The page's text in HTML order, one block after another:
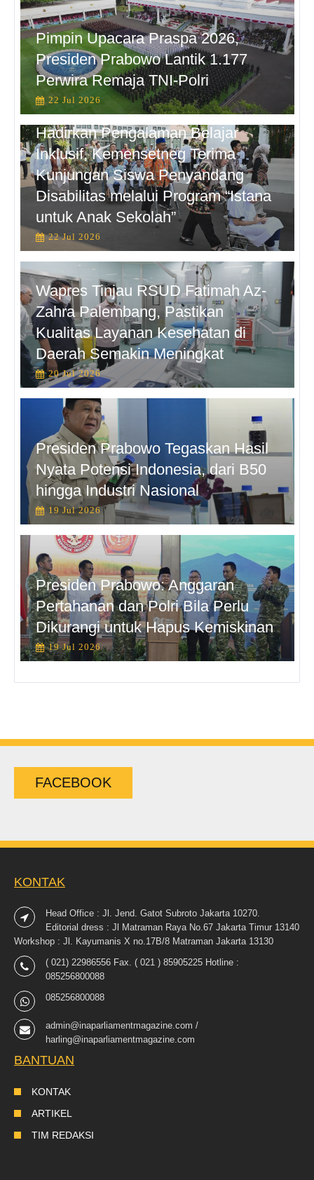
Pimpin Upacara Praspa 2026,
Presiden Prabowo Lantik 1.177
Perwira Remaja TNI-Polri
22 Jul 2026
Hadirkan Pengalaman Belajar
Inklusif, Kemensetneg Terima
Kunjungan Siswa Penyandang
Disabilitas melalui Program “Istana
untuk Anak Sekolah”
22 Jul 2026
Wapres Tinjau RSUD Fatimah Az-
Zahra Palembang, Pastikan
Kualitas Layanan Kesehatan di
Daerah Semakin Meningkat
20 Jul 2026
Presiden Prabowo Tegaskan Hasil
Nyata Potensi Indonesia, dari B50
hingga Industri Nasional
19 Jul 2026
Presiden Prabowo: Anggaran
Pertahanan dan Polri Bila Perlu
Dikurangi untuk Hapus Kemiskinan
19 Jul 2026
FACEBOOK
KONTAK
Head Office : Jl. Jend. Gatot Subroto Jakarta 10270.
Editorial dress : Jl Matraman Raya No.67 Jakarta Timur 13140
Workshop : Jl. Kayumanis X no.17B/8 Matraman Jakarta 13130
( 021) 22986556 Fax. ( 021 ) 85905225 Hotline :
085256800088
085256800088
admin@inaparliamentmagazine.com /
harling@inaparliamentmagazine.com
BANTUAN
KONTAK
ARTIKEL
TIM REDAKSI